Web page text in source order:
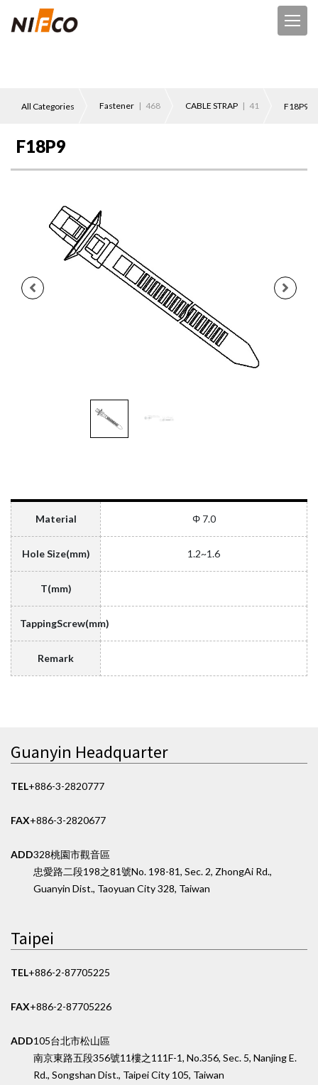
All Categories Fastener | 468 CABLE STRAP | 41 F18P9
F18P9
Material Φ 7.0
Hole Size(mm) 1.2~1.6
T(mm)
TappingScrew(mm)
Remark
Guanyin Headquarter
TEL+886-3-2820777
FAX+886-3-2820677
ADD328桃園市觀音區
忠愛路二段198之81號No. 198-81, Sec. 2, ZhongAi Rd.,
Guanyin Dist., Taoyuan City 328, Taiwan
Taipei
TEL+886-2-87705225
FAX+886-2-87705226
ADD105台北市松山區
南京東路五段356號11樓之1 11F-1, No.356, Sec. 5, Nanjing E.
Rd., Songshan Dist., Taipei City 105, Taiwan